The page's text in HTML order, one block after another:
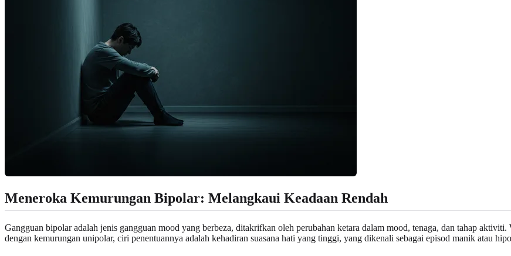
Meneroka Kemurungan Bipolar: Melangkaui Keadaan Rendah
Gangguan bipolar adalah jenis gangguan mood yang berbeza, ditakrifkan oleh perubahan ketara dalam mood, tenaga, dan tahap
dengan kemurungan unipolar, ciri penentuannya adalah kehadiran suasana hati yang tinggi, yang dikenali sebagai episod manik atau